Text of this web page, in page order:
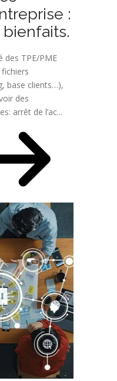
:
des TPE/PME
base clients…),
des
arrêt de l’ac...